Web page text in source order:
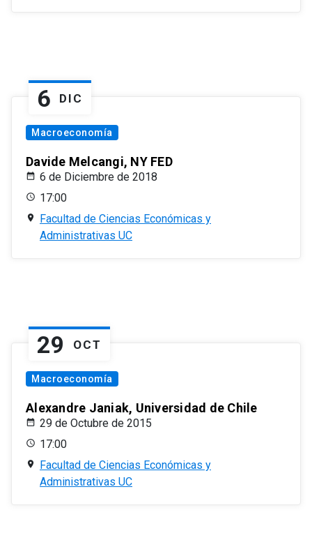
6 DIC
Macroeconomía
Davide Melcangi, NY FED
6 de Diciembre de 2018
17:00
Facultad de Ciencias Económicas y
Administrativas UC
29 OCT
Macroeconomía
Alexandre Janiak, Universidad de Chile
29 de Octubre de 2015
17:00
Facultad de Ciencias Económicas y
Administrativas UC